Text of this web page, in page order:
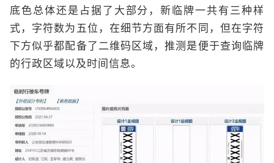
底色总体还是占据了大部分，新临牌一共有三种样
式，字符数为五位，在细节方面有所不同，但在字符
下方似乎都配备了二维码区域，推测是便于查询临牌
的行政区域以及时间信息。